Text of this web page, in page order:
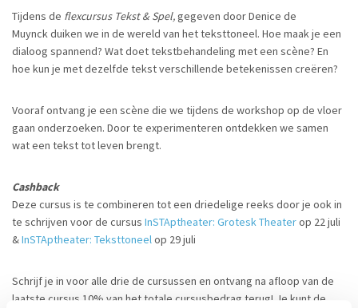
Tijdens de flexcursus Tekst & Spel,gegeven door Denice de
Muynck duiken we in de wereld van het teksttoneel. Hoe maak je een
dialoog spannend? Wat doet tekstbehandeling met een scène? En
hoe kun je met dezelfde tekst verschillende betekenissen creëren?
Vooraf ontvang je een scène die we tijdens de workshop op de vloer
gaan onderzoeken. Door te experimenteren ontdekken we samen
wat een tekst tot leven brengt.
Cashback
Deze cursus is te combineren tot een driedelige reeks door je ook in
te schrijven voor de cursus InSTAptheater: Grotesk Theaterop 22 juli
&InSTAptheater: Teksttoneelop 29 juli
Schrijf je in voor alle drie de cursussen en ontvang na afloop van de
laatste cursus 10% van het totale cursusbedrag terug! Je kunt de